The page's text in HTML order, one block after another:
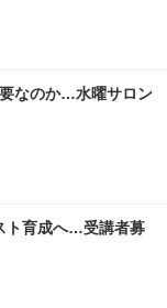
なのか…水曜サロン
ト育成へ…受講者募